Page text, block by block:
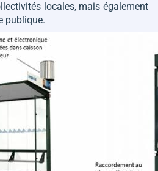
locales, mais également
publique.